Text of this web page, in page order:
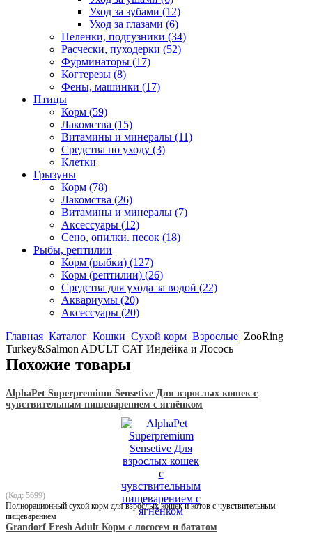
Уход за зубами (12)
Уход за глазами (6)
Пеленки, подгузники (34)
Расчески, пуходерки (52)
Фурминаторы (17)
Когтерезы (8)
Фены, машинки (17)
Птицы
Корм (59)
Лакомства (15)
Витамины и минералы (11)
Средства по уходу (3)
Клетки
Грызуны
Корм (78)
Лакомства (26)
Витамины и минералы (7)
Аксессуары (12)
Сено, опилки. песок (18)
Рыбы, рептилии
Корм (рыбки) (127)
Корм (рептилии) (26)
Средства для ухода за водой (22)
Аквариумы (20)
Аксессуары (20)
Главная Каталог Кошки Сухой корм Взрослые ZooRing
Turkey&Salmon ADULT CAT Индейка и Лосось
Похожие товары
AlphaPet Superpremium Sensetive Для взрослых кошек с
чувствительным пищеварением с ягнёнком
(Код: 5699)
Полнорационный сухой корм для взрослых кошек и котов с чувствительным
пищеварением
Grandorf Fresh Adult Корм с лососем и бататом